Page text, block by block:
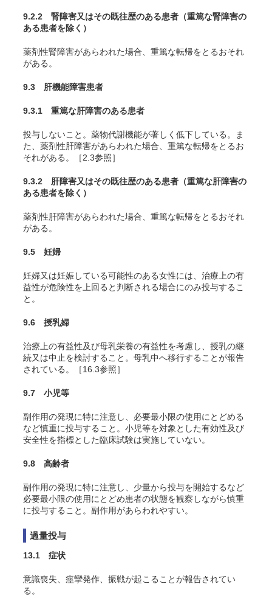
9.2.2 腎障害又はその既往歴のある患者（重篤な腎障害の
ある患者を除く）
薬剤性腎障害があらわれた場合、重篤な転帰をとるおそれ
がある。
9.3 肝機能障害患者
9.3.1 重篤な肝障害のある患者
投与しないこと。薬物代謝機能が著しく低下している。ま
た、薬剤性肝障害があらわれた場合、重篤な転帰をとるお
それがある。［2.3参照］
9.3.2 肝障害又はその既往歴のある患者（重篤な肝障害の
ある患者を除く）
薬剤性肝障害があらわれた場合、重篤な転帰をとるおそれ
がある。
9.5 妊婦
妊婦又は妊娠している可能性のある女性には、治療上の有
益性が危険性を上回ると判断される場合にのみ投与するこ
と。
9.6 授乳婦
治療上の有益性及び母乳栄養の有益性を考慮し、授乳の継
続又は中止を検討すること。母乳中へ移行することが報告
されている。［16.3参照］
9.7 小児等
副作用の発現に特に注意し、必要最小限の使用にとどめる
など慎重に投与すること。小児等を対象とした有効性及び
安全性を指標とした臨床試験は実施していない。
9.8 高齢者
副作用の発現に特に注意し、少量から投与を開始するなど
必要最小限の使用にとどめ患者の状態を観察しながら慎重
に投与すること。副作用があらわれやすい。
過量投与
13.1 症状
意識喪失、痙攣発作、振戦が起こることが報告されてい
る。